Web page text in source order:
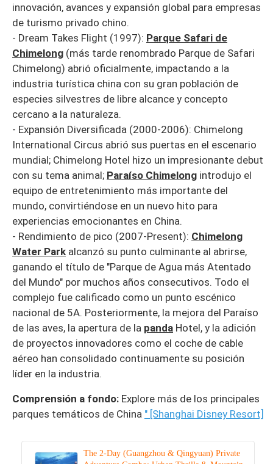
innovación, avances y expansión global para empresas
de turismo privado chino.
- Dream Takes Flight (1997): Parque Safari de
Chimelong (más tarde renombrado Parque de Safari
Chimelong) abrió oficialmente, impactando a la
industria turística china con su gran población de
especies silvestres de libre alcance y concepto
cercano a la naturaleza.
- Expansión Diversificada (2000-2006): Chimelong
International Circus abrió sus puertas en el escenario
mundial; Chimelong Hotel hizo un impresionante debut
con su tema animal; Paraíso Chimelong introdujo el
equipo de entretenimiento más importante del
mundo, convirtiéndose en un nuevo hito para
experiencias emocionantes en China.
- Rendimiento de pico (2007-Present): Chimelong
Water Park alcanzó su punto culminante al abrirse,
ganando el título de "Parque de Agua más Atentado
del Mundo" por muchos años consecutivos. Todo el
complejo fue calificado como un punto escénico
nacional de 5A. Posteriormente, la mejora del Paraíso
de las aves, la apertura de la panda Hotel, y la adición
de proyectos innovadores como el coche de cable
aéreo han consolidado continuamente su posición
líder en la industria.
Comprensión a fondo: Explore más de los principales
parques temáticos de China " [Shanghai Disney Resort]
The 2-Day (Guangzhou & Qingyuan) Private